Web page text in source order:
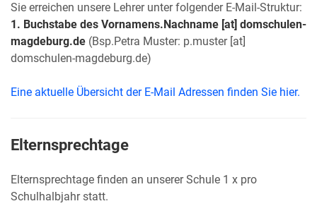
Sie erreichen unsere Lehrer unter folgender E-Mail-Struktur:
1. Buchstabe des Vornamens.Nachname [at] domschulen-
magdeburg.de (Bsp.Petra Muster: p.muster [at]
domschulen-magdeburg.de)
Eine aktuelle Übersicht der E-Mail Adressen finden Sie hier.
Elternsprechtage
Elternsprechtage finden an unserer Schule 1 x pro
Schulhalbjahr statt.